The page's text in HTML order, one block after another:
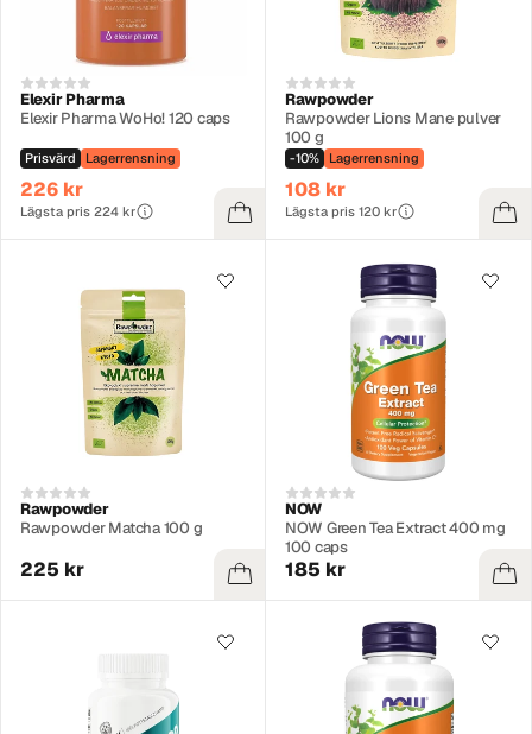
Elexir Pharma
Elexir Pharma WoHo! 120 caps
Prisvärd Lagerrensning
226 kr
Lägsta pris 224 kr
Rawpowder
Rawpowder Lions Mane pulver
100 g
-10% Lagerrensning
108 kr
Lägsta pris 120 kr
Rawpowder
Rawpowder Matcha 100 g
225 kr
NOW
NOW Green Tea Extract 400 mg
100 caps
185 kr